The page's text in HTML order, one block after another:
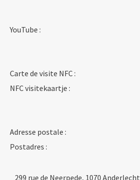
YouTube :
Carte de visite NFC :
NFC visitekaartje :
Adresse postale :
Postadres :
299 rue de Neerpede, 1070 Anderlecht